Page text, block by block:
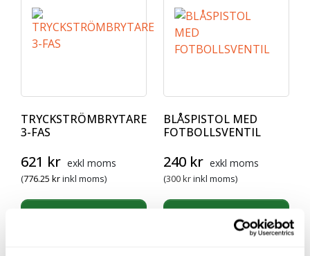
TRYCKSTRÖMBRYTARE
3-FAS
621 kr exkl moms
(776.25 krinkl moms)
BLÅSPISTOL MED
FOTBOLLSVENTIL
Det ursprungliga priset var:
240 krDet nuvarande
exkl moms
(300krinkl moms)